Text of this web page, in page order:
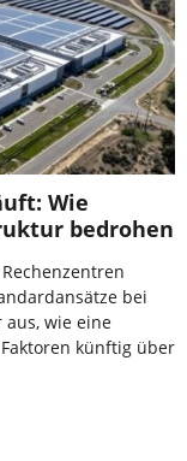
Wie
bedrohen
bei
wie eine
künftig über